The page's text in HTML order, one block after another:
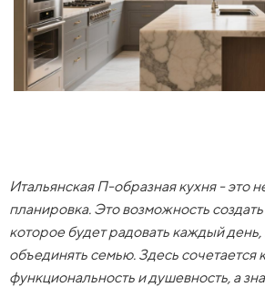
Итальянская П-образная кухня - это
планировка. Это возможность
которое будет радовать каждый день,
объединять семью. Здесь сочетается
функциональность и душевность, а